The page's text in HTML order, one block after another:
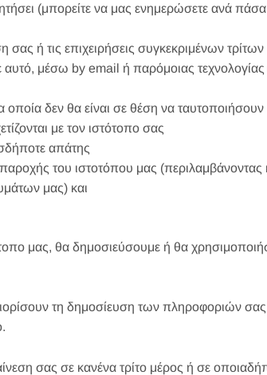
(μπορείτε να μας ενημερώσετε ανά πάσα
ή τις επιχειρήσεις συγκεκριμένων
μέσω by email ή παρόμοιας
δεν θα είναι σε θέση να
με τον ιστότοπο σας
απάτης
του ιστοτόπου μας
μας) και
μας, θα δημοσιεύσουμε ή θα
τη δημοσίευση των πληροφοριών
σας σε κανένα τρίτο μέρος ή σε